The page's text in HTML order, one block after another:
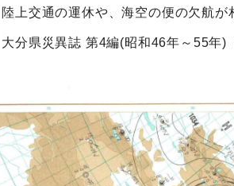
上交通の運休や、海空の便の欠航が
大分県災異誌 第4編(昭和46年～55年)